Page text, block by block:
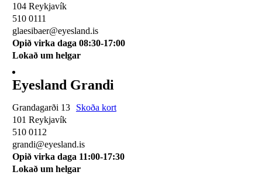
104 Reykjavík
510 0111
glaesibaer@eyesland.is
Opið virka daga 08:30-17:00
Lokað um helgar
Eyesland Grandi
Grandagarði 13
Skoða kort
101 Reykjavík
510 0112
grandi@eyesland.is
Opið virka daga 11:00-17:30
Lokað um helgar